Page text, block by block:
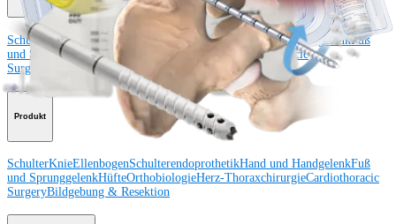
SchulterKnie Ellenbogen Schulterendoprothetik Hand und HandgelenkFuß
und SprunggelenkTrauma Orthobiologie
Cardiothoracic
Surgery
Wirbelsäule
Produkt
SchulterKnieEllenbogenSchulterendoprothetikHand und HandgelenkFuß
und SprunggelenkHüfteOrthobiologieHerz-ThoraxchirurgieCardiothoracic
SurgeryBildgebung & Resektion